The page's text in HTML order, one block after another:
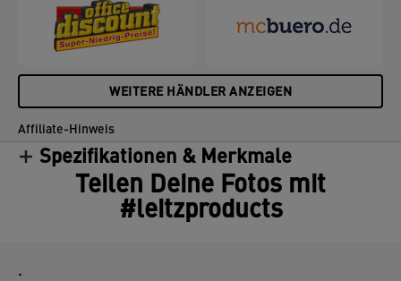
WEITERE HÄNDLER ANZEIGEN
Affiliate-Hinweis
Spezifikationen & Merkmale
Teilen Deine Fotos mit
#leitzproducts
.